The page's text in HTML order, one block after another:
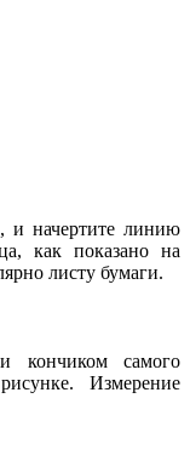
и начертите линию
как показано на
листу бумаги.
кончиком самого
Измерение